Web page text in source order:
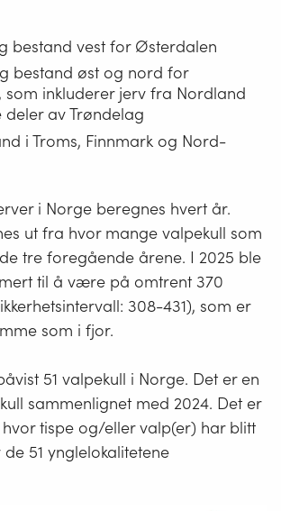
bestand vest for Østerdalen
bestand øst og nord for
inkluderer jerv fra Nordland
av Trøndelag
i Troms, Finnmark og Nord-
i Norge beregnes hvert år.
ut fra hvor mange valpekull som
tre foregående årene. I 2025 ble
til å være på omtrent 370
308-431), som er
som i fjor.
51 valpekull i Norge. Det er en
sammenlignet med 2024. Det er
tispe og/eller valp(er) har blitt
de 51 ynglelokalitetene